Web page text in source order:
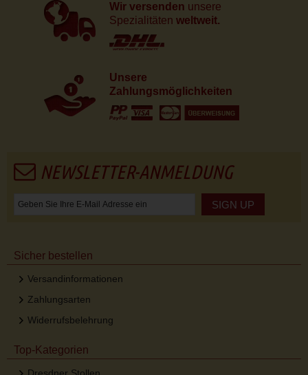
Wir versenden unsere
Spezialitäten weltweit.
Unsere
Zahlungsmöglichkeiten
NEWSLETTER-ANMELDUNG
SIGN UP
Sicher bestellen
Versandinformationen
Zahlungsarten
Widerrufsbelehrung
Top-Kategorien